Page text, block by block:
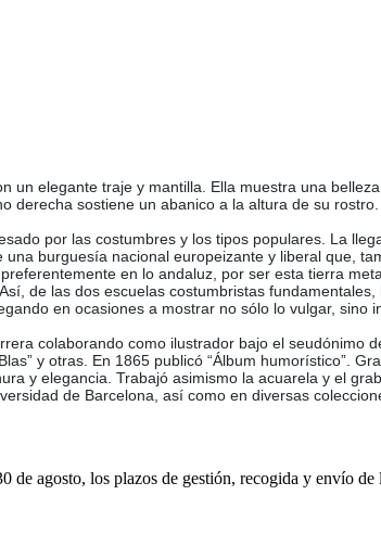
un elegante traje y mantilla. Ella muestra una
derecha sostiene un abanico a la altura de su
por las costumbres y los tipos populares. La
burguesía nacional europeizante y liberal que,
en lo andaluz, por ser esta tierra
de las dos escuelas costumbristas
en ocasiones a mostrar no sólo lo vulgar,
colaborando como ilustrador bajo el seudónimo
Blas” y otras. En 1865 publicó “Álbum
y elegancia. Trabajó asimismo la acuarela y el
de Barcelona, así como en diversas
de agosto, los plazos de gestión, recogida y envío